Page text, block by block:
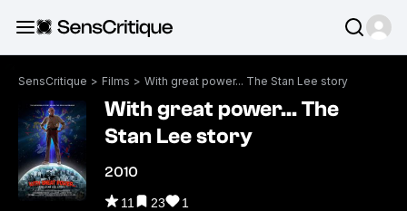
SensCritique > Films > With great power... The Stan Lee story
With great power... The
Stan Lee story
2010
11 23 1